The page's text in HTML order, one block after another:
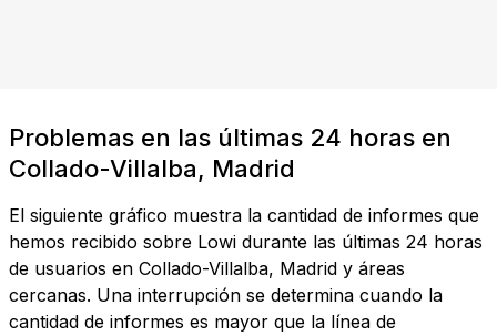
Problemas en las últimas 24 horas en
Collado-Villalba, Madrid
El siguiente gráfico muestra la cantidad de informes que
hemos recibido sobre Lowi durante las últimas 24 horas
de usuarios en Collado-Villalba, Madrid y áreas
cercanas. Una interrupción se determina cuando la
cantidad de informes es mayor que la línea de